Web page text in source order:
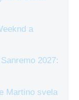
a
2027:
Martino svela